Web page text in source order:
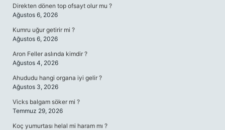
Direkten dönen top ofsayt olur mu ?
Ağustos 6, 2026
Kumru uğur getirir mi ?
Ağustos 6, 2026
Aron Feller aslında kimdir ?
Ağustos 4, 2026
Ahududu hangi organa iyi gelir ?
Ağustos 3, 2026
Vicks balgam söker mi ?
Temmuz 29, 2026
Koç yumurtası helal mi haram mı ?